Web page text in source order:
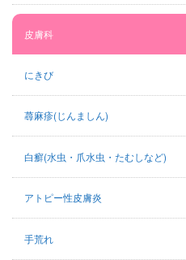
皮膚科
にきび
蕁麻疹(じんましん)
白癬(水虫・爪水虫・たむしなど)
アトピー性皮膚炎
手荒れ